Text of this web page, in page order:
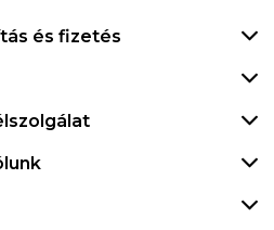
és fizetés